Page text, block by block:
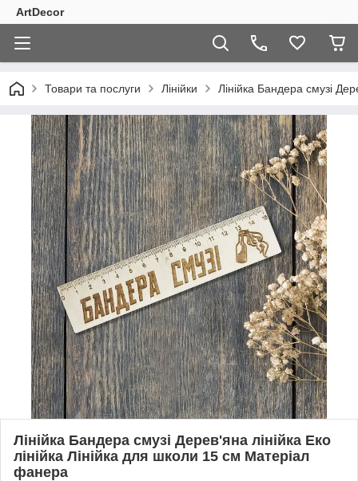
ArtDecor
Товари та послуги Лінійки Лінійка Бандера смузі
Лінійка Бандера смузі Дерев'яна лінійка Еко
лінійка Лінійка для школи 15 см Матеріал
фанера